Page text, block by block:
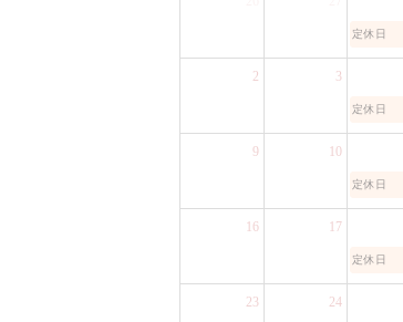
定休日
2 3
定休日
9 10
定休日
16 17
定休日
23 24